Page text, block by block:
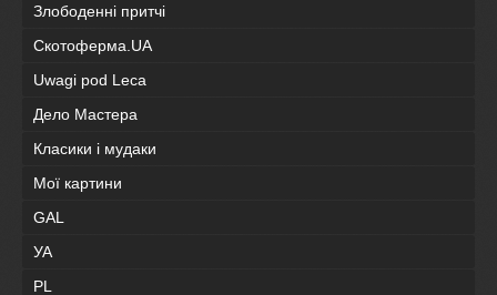
Злободенні притчі
Скотоферма.UA
Uwagi pod Leca
Дело Мастера
Класики і мудаки
Мої картини
GAL
УА
PL